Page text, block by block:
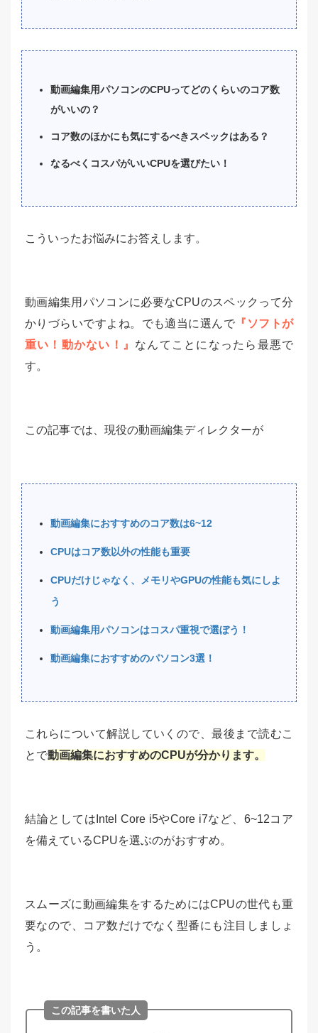
動画編集用パソコンのCPUってどのくらいのコア数
がいいの？
コア数のほかにも気にするべきスペックはある？
なるべくコスパがいいCPUを選びたい！
こういったお悩みにお答えします。
動画編集用パソコンに必要なCPUのスペックって分
かりづらいですよね。でも適当に選んで 『ソフトが
重い！動かない！』 なんてことになったら最悪で
す。
この記事では、現役の動画編集ディレクターが
動画編集におすすめのコア数は6~12
CPUはコア数以外の性能も重要
CPUだけじゃなく、メモリやGPUの性能も気にしよ
う
動画編集用パソコンはコスパ重視で選ぼう！
動画編集におすすめのパソコン3選！
これらについて解説していくので、最後まで読むこ
とで動画編集におすすめのCPUが分かります。
結論としてはIntel Core i5やCore i7など、6~12コア
を備えているCPUを選ぶのがおすすめ。
スムーズに動画編集をするためにはCPUの世代も重
要なので、コア数だけでなく型番にも注目しましょ
う。
この記事を書いた人